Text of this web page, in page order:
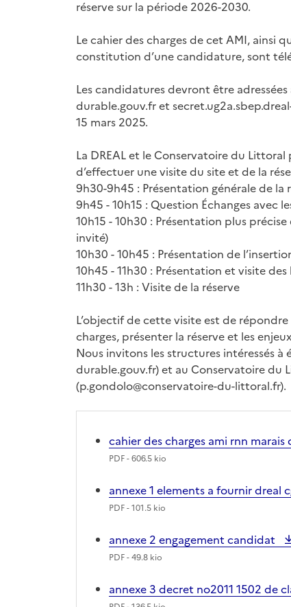
réserve sur la période 2026-2030.
Le cahier des charges de cet AMI, ainsi
constitution d’une candidature, sont
Les candidatures devront être adressées
durable.gouv.fr et
15 mars 2025.
La DREAL et le Conservatoire du
d’effectuer une visite du site et de la
9h30-9h45 : Présentation générale de la
9h45 - 10h15 : Question Échanges avec
10h15 - 10h30 : Présentation plus
invité)
10h30 - 10h45 : Présentation de
10h45 - 11h30 : Présentation et visite
11h30 - 13h : Visite de la réserve
L’objectif de cette visite est de
charges, présenter la réserve et les
Nous invitons les structures intéressés
durable.gouv.fr) et au Conservatoire
(p.gondolo@conservatoire-du-littoral.fr).
cahier des charges ami rnn marais
PDF- 606.5 kio
annexe 1 elements a fournir dreal
PDF- 101.5 kio
annexe 2 engagement candidat
PDF- 49.8 kio
annexe 3 decret no2011 1502 de